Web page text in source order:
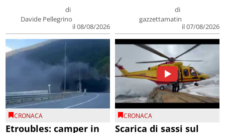
di
Davide Pellegrino
il 08/08/2026
di
gazzettamatin
il 07/08/2026
CRONACA
Etroubles: camper in
CRONACA
Scarica di sassi sul